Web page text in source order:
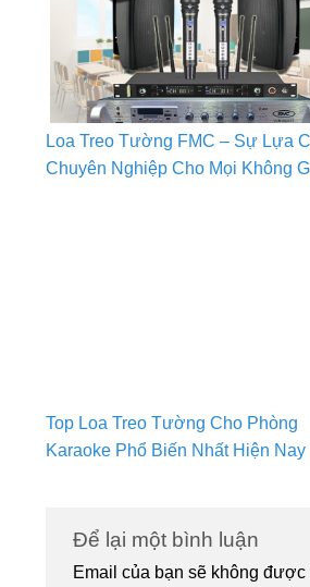
Loa Treo Tường FMC – Sự Lựa
Chuyên Nghiệp Cho Mọi Không
Top Loa Treo Tường Cho Phòng
Karaoke Phổ Biến Nhất Hiện Nay
Để lại một bình luận
Email của bạn sẽ không